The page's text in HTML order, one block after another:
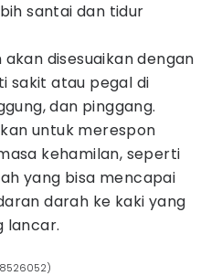
santai dan tidur
disesuaikan dengan
sakit atau pegal di
dan pinggang.
untuk merespon
kehamilan, seperti
yang bisa mencapai
darah ke kaki yang
lancar.